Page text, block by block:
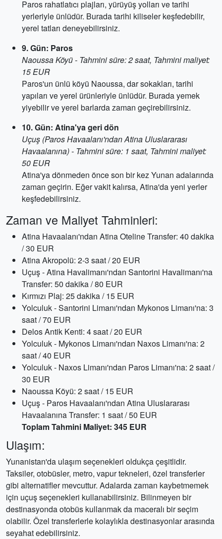
Paros rahatlatıcı plajları, yürüyüş yolları ve tarihi
yerleriyle ünlüdür. Burada tarihi kiliseler keşfedebilir,
yerel tatları deneyebilirsiniz.
9. Gün: Paros
Naoussa Köyü - Tahmini süre: 2 saat, Tahmini maliyet:
15 EUR
Paros'un ünlü köyü Naoussa, dar sokakları, tarihi
yapıları ve yerel ürünleriyle ünlüdür. Burada yemek
yiyebilir ve yerel barlarda zaman geçirebilirsiniz.
10. Gün: Atina'ya geri dön
Uçuş (Paros Havaalanı'ndan Atina Uluslararası
Havaalanına) - Tahmini süre: 1 saat, Tahmini maliyet:
50 EUR
Atina'ya dönmeden önce son bir kez Yunan adalarında
zaman geçirin. Eğer vakit kalırsa, Atina'da yeni yerler
keşfedebilirsiniz.
Zaman ve Maliyet Tahminleri:
Atina Havaalanı'ndan Atina Oteline Transfer: 40 dakika
/ 30 EUR
Atina Akropolü: 2-3 saat / 20 EUR
Uçuş - Atina Havalimanı'ndan Santorini Havalimanı'na
Transfer: 50 dakika / 80 EUR
Kırmızı Plaj: 25 dakika / 15 EUR
Yolculuk - Santorini Limanı'ndan Mykonos Limanı'na: 3
saat / 70 EUR
Delos Antik Kenti: 4 saat / 20 EUR
Yolculuk - Mykonos Limanı'ndan Naxos Limanı'na: 2
saat / 40 EUR
Yolculuk - Naxos Limanı'ndan Paros Limanı'na: 2 saat /
30 EUR
Naoussa Köyü: 2 saat / 15 EUR
Uçuş - Paros Havaalanı'ndan Atina Uluslararası
Havaalanına Transfer: 1 saat / 50 EUR
Toplam Tahmini Maliyet: 345 EUR
Ulaşım:
Yunanistan'da ulaşım seçenekleri oldukça çeşitlidir.
Taksiler, otobüsler, metro, vapur tekneleri, özel transferler
gibi alternatifler mevcuttur. Adalarda zaman kaybetmemek
için uçuş seçenekleri kullanabilirsiniz. Bilinmeyen bir
destinasyonda otobüs kullanmak da maceralı bir seçim
olabilir. Özel transferlerle kolaylıkla destinasyonlar arasında
seyahat edebilirsiniz.